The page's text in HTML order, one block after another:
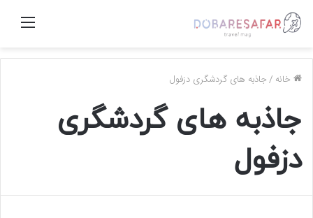
منو
خانه /جاذبه های گردشگری دزفول
جاذبه های گردشگری
دزفول